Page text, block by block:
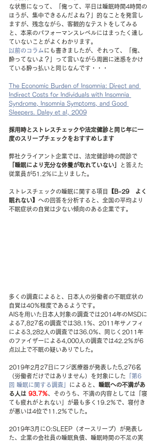
な状態になって、「俺って、平日は睡眠時間4時間の
ほうが、集中できるんだよね？」的なことを発言し
ますが、残念ながら、客観的なテストをしてみる
と、本来のパフォーマンスレベルにはまったく達し
ていないことがよくわかります。
以前のコラムにも書きましたが、それって、「俺、
酔ってないよ？」って言いながら周囲に迷惑をかけ
ている酔っ払いと同じなんです・・・
The Economic Burden of Insomnia: Direct and
Indirect Costs for Individuals with Insomnia
Syndrome, Insomnia Symptoms, and Good
Sleepers. Daley et al, 2009
採用時とストレスチェックや法定健診と同じ年に一
度のスリープチェックをおすすめします
弊社クライアント企業では、法定健診時の問診で
「睡眠により充分な休養が取れていない」
と答えた
従業員が51.2％に上りました。
ストレスチェックの睡眠に関する項目
【B-29　よく
眠れない】 への回答を分析すると、全国の平均より
不眠症状の自覚は少ない傾向のある企業です。
多くの調査によると、日本人の労働者の不眠症状の
自覚は40％程度であるようです。
AISを用いた日本人対象の調査では2014年のMSDに
よる7,827名の調査では38.1％、2011年サノフィ
による3,282人の調査では36.0％、同じく2011年
のファイザーによる4,000人の調査では42.2％が6
点以上で不眠の疑いありでした。
2019年2月27日にフジ医療器が発表した5,276名
（労働者だけではありません）を対象にした 「第6
回 睡眠に関する調査」 によると、
睡眠への不満があ
る人は 93.7％、そのうち、不満の内容としては「寝
ても疲れがとれない」が最も多く19.2％で、寝付き
が悪いは4位で11.2％でした。
2019年3月にO:SLEEP（オースリープ）が発表し
た、企業の会社員の睡眠負債、睡眠時間の不足の実